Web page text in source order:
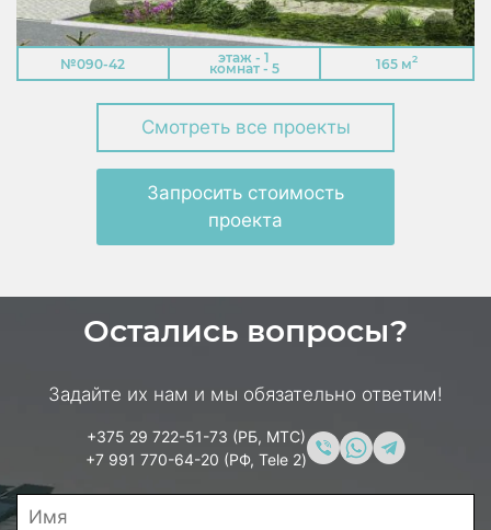
№090-42 этаж - 1
комнат - 5 165 м2
Смотреть все проекты
Запросить стоимость
проекта
Остались вопросы?
Задайте их нам и мы обязательно ответим!
+375 29 722-51-73 (РБ, МТС)
+7 991 770-64-20 (РФ, Tele 2)